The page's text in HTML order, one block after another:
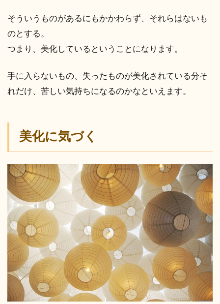
そういうものがあるにもかかわらず、それらはないも
のとする。
つまり、美化しているということになります。
手に入らないもの、失ったものが美化されている分そ
れだけ、苦しい気持ちになるのかなといえます。
美化に気づく